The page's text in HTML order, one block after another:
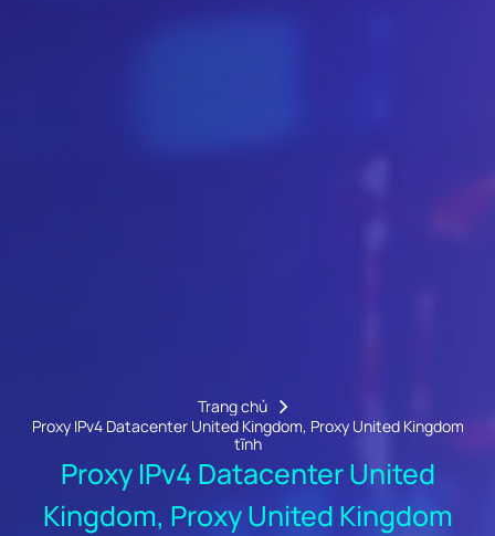
Trang chủ
Proxy IPv4 Datacenter United Kingdom, Proxy United Kingdom
tĩnh
Proxy IPv4 Datacenter United
Kingdom, Proxy United Kingdom